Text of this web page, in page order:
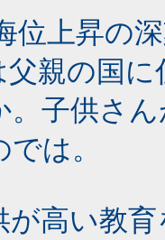
位上昇の
親の国
。子供さ
は。
が高い教